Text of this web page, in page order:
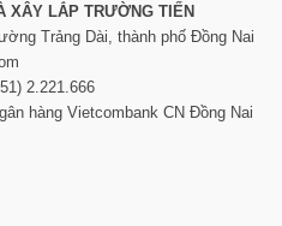
XÂY LẮP TRƯỜNG TIẾN
Trảng Dài, thành phố Đồng Nai
2.221.666
hàng Vietcombank CN Đồng Nai